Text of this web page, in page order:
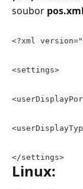
soubor pos.xml
<?xml
<settings>
</settings>
Linux: